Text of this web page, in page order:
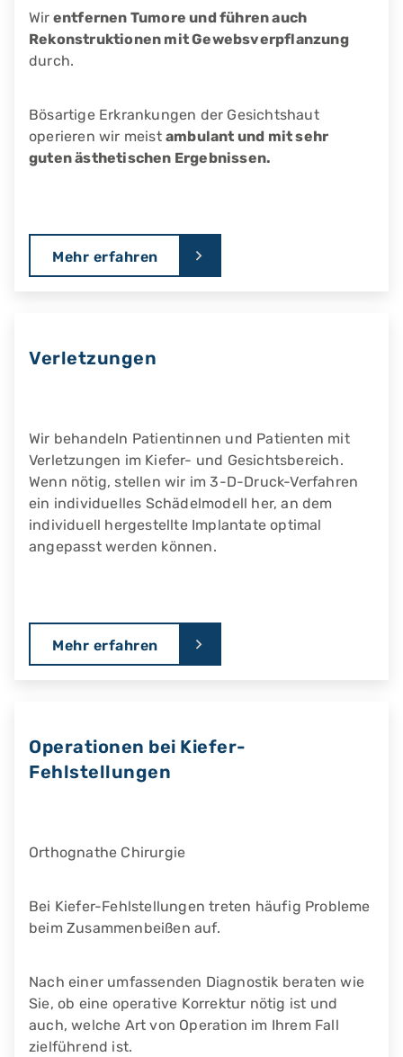
Wir entfernen Tumore und führen auch
Rekonstruktionen mit Gewebsverpflanzung
durch.
Bösartige Erkrankungen der Gesichtshaut
operieren wir meist ambulant und mit sehr
guten ästhetischen Ergebnissen.
Mehr erfahren
Verletzungen
Wir behandeln Patientinnen und Patienten mit
Verletzungen im Kiefer- und Gesichtsbereich.
Wenn nötig, stellen wir im 3-D-Druck-Verfahren
ein individuelles Schädelmodell her, an dem
individuell hergestellte Implantate optimal
angepasst werden können.
Mehr erfahren
Operationen bei Kiefer-
Fehlstellungen
Orthognathe Chirurgie
Bei Kiefer-Fehlstellungen treten häufig Probleme
beim Zusammenbeißen auf.
Nach einer umfassenden Diagnostik beraten wie
Sie, ob eine operative Korrektur nötig ist und
auch, welche Art von Operation im Ihrem Fall
zielführend ist.